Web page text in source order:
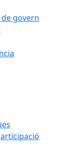
govern